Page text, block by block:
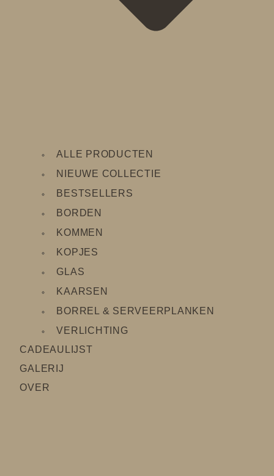
ALLE PRODUCTEN
NIEUWE COLLECTIE
BESTSELLERS
BORDEN
KOMMEN
KOPJES
GLAS
KAARSEN
BORREL & SERVEERPLANKEN
VERLICHTING
CADEAULIJST
GALERIJ
OVER